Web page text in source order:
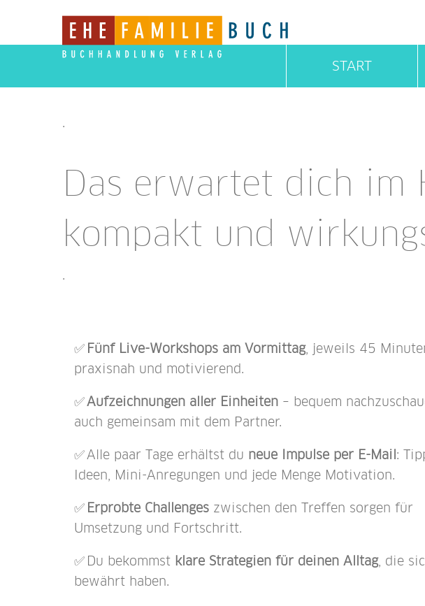
START
.
Das erwartet dich im
kompakt und
.
✅ Fünf Live-Workshops am Vormittag, jeweils 45
praxisnah und motivierend.
✅ Aufzeichnungen aller Einheiten – bequem
auch gemeinsam mit dem Partner.
✅ Alle paar Tage erhältst du neue Impulse per E-Mail :
Ideen, Mini-Anregungen und jede Menge Motivation.
✅ Erprobte Challenges zwischen den Treffen sorgen für
Umsetzung und Fortschritt.
✅ Du bekommst klare Strategien für deinen Alltag, die
bewährt haben.